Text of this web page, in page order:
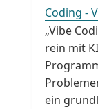
Coding -
„Vibe
rein mit
ein